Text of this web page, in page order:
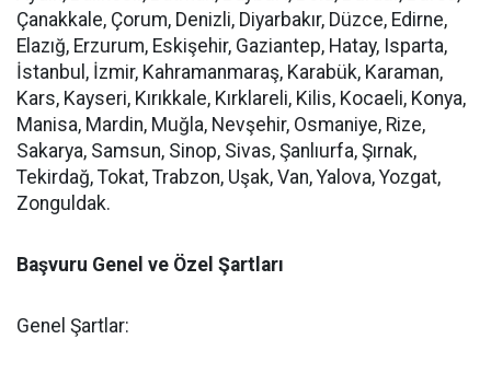
Çanakkale, Çorum, Denizli, Diyarbakır, Düzce, Edirne,
Elazığ, Erzurum, Eskişehir, Gaziantep, Hatay, Isparta,
İstanbul, İzmir, Kahramanmaraş, Karabük, Karaman,
Kars, Kayseri, Kırıkkale, Kırklareli, Kilis, Kocaeli, Konya,
Manisa, Mardin, Muğla, Nevşehir, Osmaniye, Rize,
Sakarya, Samsun, Sinop, Sivas, Şanlıurfa, Şırnak,
Tekirdağ, Tokat, Trabzon, Uşak, Van, Yalova, Yozgat,
Zonguldak.
Başvuru Genel ve Özel Şartları
Genel Şartlar: